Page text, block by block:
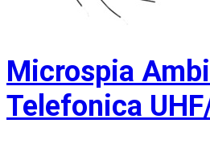
Microspia
Telefonica